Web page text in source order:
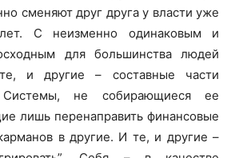
сменяют друг друга у власти уже
С неизменно одинаковым и
для большинства людей
и другие – составные части
Системы, не собирающиеся ее
лишь перенаправить финансовые
в другие. И те, и другие –